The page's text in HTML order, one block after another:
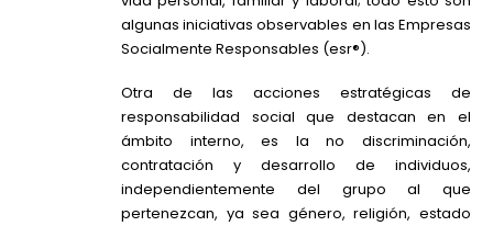
algunas iniciativas observables en las Empresas
Socialmente Responsables (esr®).
Otra de las acciones estratégicas de
responsabilidad social que destacan en el
ámbito interno, es la no discriminación,
contratación y desarrollo de individuos,
independientemente del grupo al que
pertenezcan, ya sea género, religión, estado